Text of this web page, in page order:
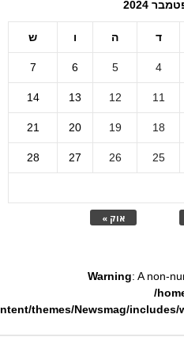
2024
ד ה ו ש
אוק »
4
5
6
7
11
12
13
14
18
19
20
21
25
26
27
28
Warning: A non-
/
themes/Newsmag/